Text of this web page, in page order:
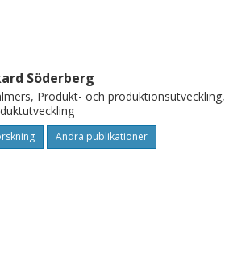
Söderberg
Produkt- och produktionsutveckling,
Andra publikationer